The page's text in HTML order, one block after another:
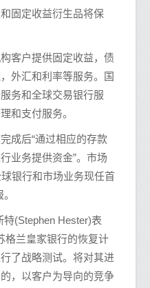
固定收益衍生品将保
客户提供固定收益，债
外汇和利率等服务。国
务和全球交易银行服
和支付服务。
成后“通过相应的存款
业务提供资金”。市场
银行和市场业务现任首
(Stephen Hester)表
格兰皇家银行的恢复计
了战略测试。将对其进
，以客户为导向的竞争